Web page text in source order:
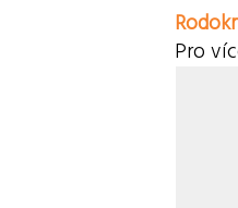
Pro